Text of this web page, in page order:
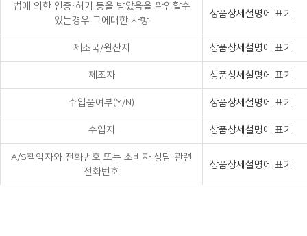
법에 의한 인증·허가 등을 받았음을 확인할수
있는경우 그에대한 사항
상품상세설명에 표기
제조국/원산지 상품상세설명에 표기
제조자 상품상세설명에 표기
수입품여부(Y/N) 상품상세설명에 표기
수입자 상품상세설명에 표기
A/S책임자와 전화번호 또는 소비자 상담 관련
전화번호
상품상세설명에 표기